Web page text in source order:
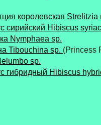
королевская Strelitzia
сирийский Hibiscus
Nymphaea sp.
Tibouchina sp. (Princess
sp.
гибридный Hibiscus